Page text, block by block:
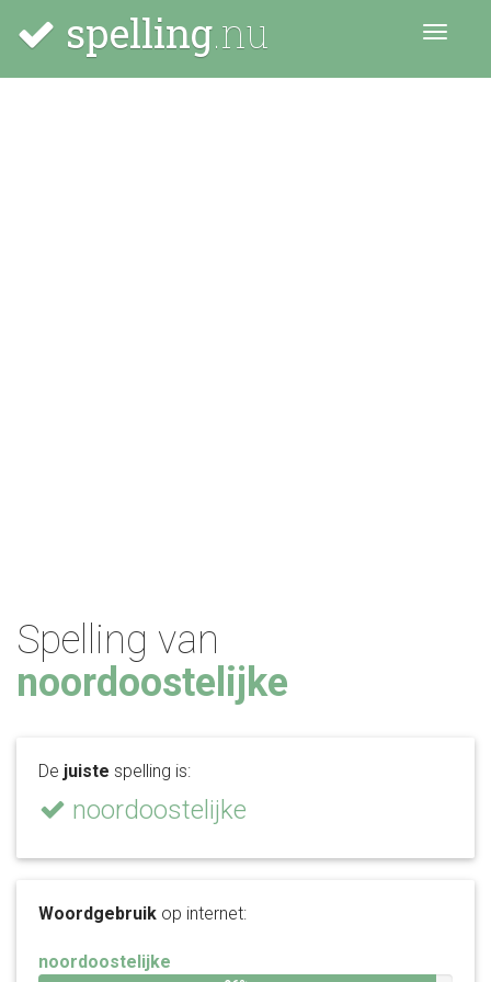
spelling.nu Menu
Spelling van
noordoostelijke
De juiste spelling is:
noordoostelijke
Woordgebruik op internet:
noordoostelijke